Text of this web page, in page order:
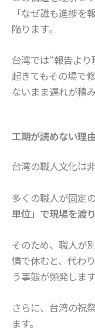
「なぜ誰も進捗
陥ります。
台湾では“報告よ
起きてもその場で
ないまま遅れが積
工期が読めない理
台湾の職人文化は
多くの職人が固定
単位」で現場を渡
そのため、職人が
情で休むと、代わ
う事態が頻発します
さらに、台湾の祝
ます。